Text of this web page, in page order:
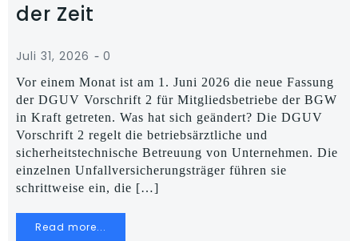
der Zeit
Juli 31, 2026 - 0
Vor einem Monat ist am 1. Juni 2026 die neue Fassung
der DGUV Vorschrift 2 für Mitgliedsbetriebe der BGW
in Kraft getreten. Was hat sich geändert? Die DGUV
Vorschrift 2 regelt die betriebsärztliche und
sicherheitstechnische Betreuung von Unternehmen. Die
einzelnen Unfallversicherungsträger führen sie
schrittweise ein, die […]
Read more...